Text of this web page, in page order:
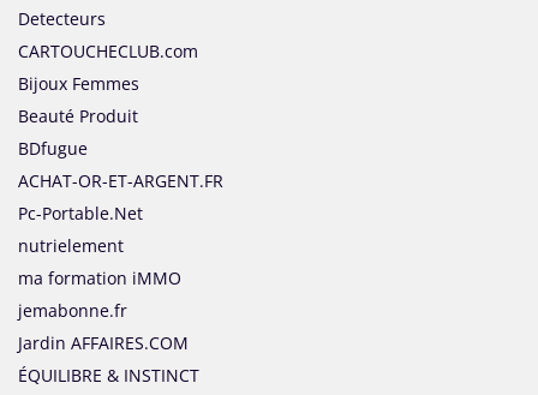
Detecteurs
CARTOUCHECLUB.com
Bijoux Femmes
Beauté Produit
BDfugue
ACHAT-OR-ET-ARGENT.FR
Pc-Portable.Net
nutrielement
ma formation iMMO
jemabonne.fr
Jardin AFFAIRES.COM
ÉQUILIBRE & INSTINCT